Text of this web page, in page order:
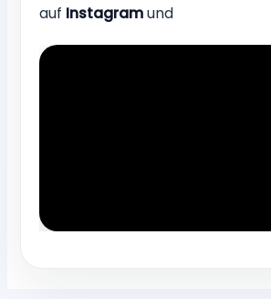
auf Instagramund